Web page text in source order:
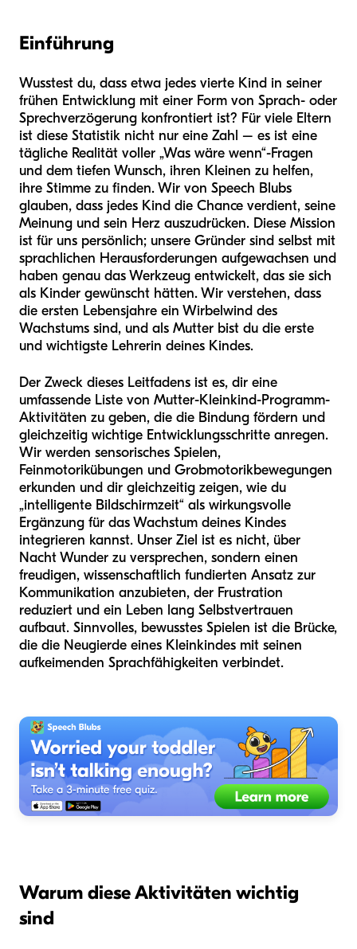
Einführung
Wusstest du, dass etwa jedes vierte Kind in seiner
frühen Entwicklung mit einer Form von Sprach- oder
Sprechverzögerung konfrontiert ist? Für viele Eltern
ist diese Statistik nicht nur eine Zahl – es ist eine
tägliche Realität voller „Was wäre wenn“-Fragen
und dem tiefen Wunsch, ihren Kleinen zu helfen,
ihre Stimme zu finden. Wir von Speech Blubs
glauben, dass jedes Kind die Chance verdient, seine
Meinung und sein Herz auszudrücken. Diese Mission
ist für uns persönlich; unsere Gründer sind selbst mit
sprachlichen Herausforderungen aufgewachsen und
haben genau das Werkzeug entwickelt, das sie sich
als Kinder gewünscht hätten. Wir verstehen, dass
die ersten Lebensjahre ein Wirbelwind des
Wachstums sind, und als Mutter bist du die erste
und wichtigste Lehrerin deines Kindes.
Der Zweck dieses Leitfadens ist es, dir eine
umfassende Liste von Mutter-Kleinkind-Programm-
Aktivitäten zu geben, die die Bindung fördern und
gleichzeitig wichtige Entwicklungsschritte anregen.
Wir werden sensorisches Spielen,
Feinmotorikübungen und Grobmotorikbewegungen
erkunden und dir gleichzeitig zeigen, wie du
„intelligente Bildschirmzeit“ als wirkungsvolle
Ergänzung für das Wachstum deines Kindes
integrieren kannst. Unser Ziel ist es nicht, über
Nacht Wunder zu versprechen, sondern einen
freudigen, wissenschaftlich fundierten Ansatz zur
Kommunikation anzubieten, der Frustration
reduziert und ein Leben lang Selbstvertrauen
aufbaut. Sinnvolles, bewusstes Spielen ist die Brücke,
die die Neugierde eines Kleinkindes mit seinen
aufkeimenden Sprachfähigkeiten verbindet.
Warum diese Aktivitäten wichtig
sind